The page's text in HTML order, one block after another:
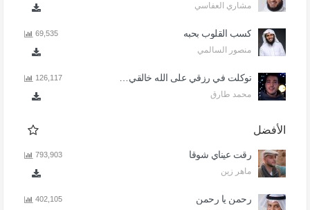
مشاري العفاسي
كسب القلوب بحبه
منصور السالمي
69,535
محمد طارق
126,117
الأفضل
رقت عيناي شوقا
ماهر زين
793,903
رحمن يا رحمن 402,105